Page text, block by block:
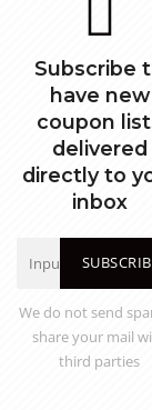
Subscribe
have new
coupon
delivered
directly to
inbox
We do not send
share your mail
third parties